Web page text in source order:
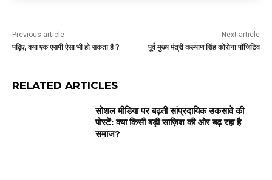
Previous article
पढ़िए, क्या एक एसपी ऐसा भी हो सकता है ?
Next article
पूर्व मुख्य मंत्री कल्याण सिंह कोरोना पॉजिटिव
RELATED ARTICLES
सोशल मीडिया पर बढ़ती सांप्रदायिक उकसावे की
पोस्टें: क्या किसी बड़ी साज़िश की ओर बढ़ रहा है
समाज?